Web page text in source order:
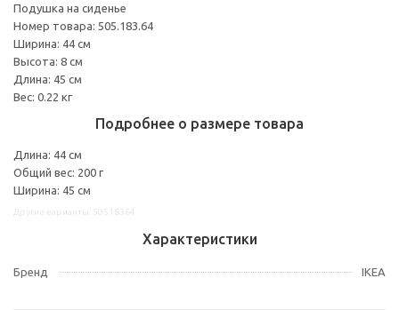
Подушка на сиденье
Номер товара: 505.183.64
Ширина: 44 см
Высота: 8 см
Длина: 45 см
Вес: 0.22 кг
Подробнее о размере товара
Длина: 44 см
Общий вес: 200 г
Ширина: 45 см
Характеристики
Бренд IKEA